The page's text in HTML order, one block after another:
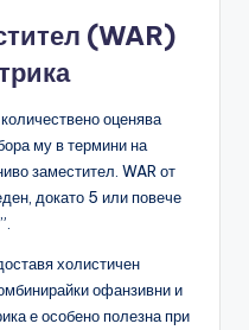
(WAR)
оценява
му в термини на
заместител. WAR от
докато 5 или повече
холистичен
офанзивни и
е особено полезна при